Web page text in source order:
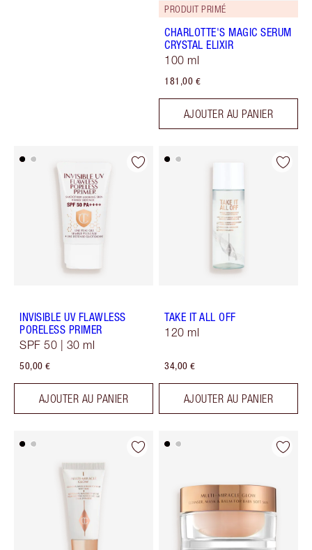
PRODUIT PRIMÉ
CHARLOTTE'S MAGIC SERUM
CRYSTAL ELIXIR
100 ml
181,00 €
AJOUTER AU PANIER
INVISIBLE UV FLAWLESS
PORELESS PRIMER
SPF 50 | 30 ml
50,00 €
AJOUTER AU PANIER
TAKE IT ALL OFF
120 ml
34,00 €
AJOUTER AU PANIER